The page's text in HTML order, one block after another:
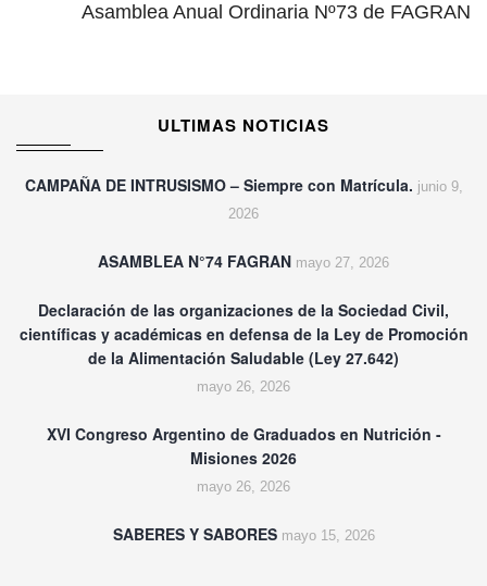
Asamblea Anual Ordinaria Nº73 de FAGRAN
ULTIMAS NOTICIAS
CAMPAÑA DE INTRUSISMO – Siempre con Matrícula. junio 9,
2026
ASAMBLEA N°74 FAGRAN mayo 27, 2026
Declaración de las organizaciones de la Sociedad Civil,
científicas y académicas en defensa de la Ley de Promoción
de la Alimentación Saludable (Ley 27.642)
mayo 26, 2026
XVI Congreso Argentino de Graduados en Nutrición -
Misiones 2026
mayo 26, 2026
SABERES Y SABORES mayo 15, 2026